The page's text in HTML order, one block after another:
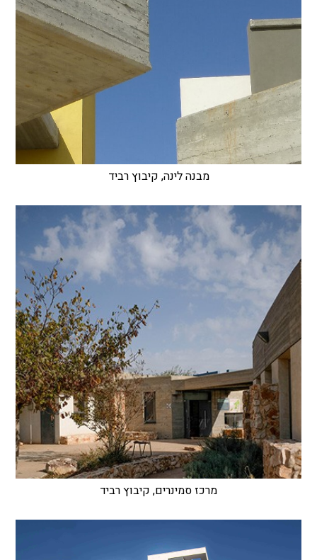
מבנה לינה, קיבוץ רביד
מרכז סמינרים, קיבוץ רביד